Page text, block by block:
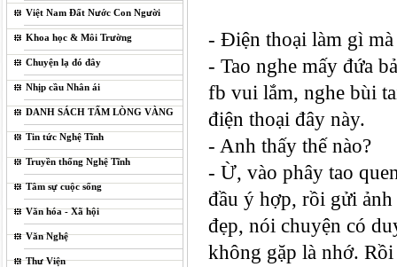
Việt Nam Đất Nước Con Người
Khoa học & Môi Trường
Chuyện lạ đó đây
Nhịp cầu Nhân ái
DANH SÁCH TẤM LÒNG VÀNG
Tin tức Nghệ Tĩnh
Truyền thống Nghệ Tĩnh
Tâm sự cuộc sống
Văn hóa - Xã hội
Văn Nghệ
Thư Viện
- Điện thoại làm gì mà
- Tao nghe mấy đứa
fb vui lắm, nghe bùi
điện thoại đây này.
- Anh thấy thế nào?
- Ừ, vào phây tao
đầu ý hợp, rồi gửi
đẹp, nói chuyện có
không gặp là nhớ.